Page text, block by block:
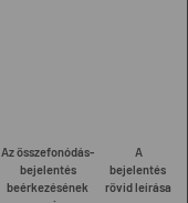
Az összefonódás-
bejelentés
beérkezésének
A
bejelentés
rövid leírása